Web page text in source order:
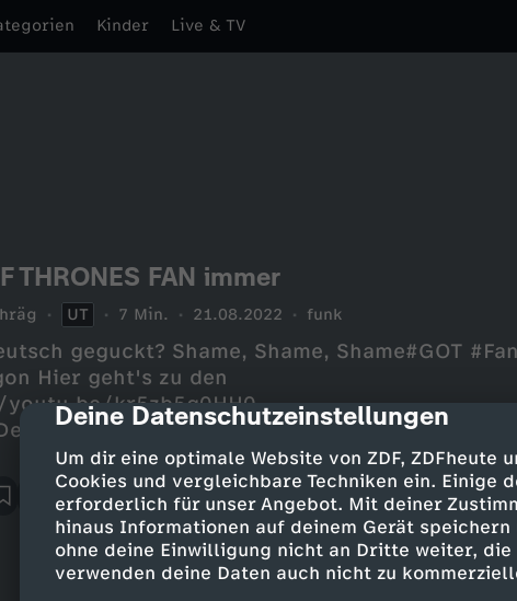
cmp-dialog-description
Deine Datenschutzeinstellungen
Um dir eine optimale Website von ZDF, ZDFheute
Cookies und vergleichbare Techniken ein. Einige
erforderlich für unser Angebot. Mit deiner
hinaus Informationen auf deinem Gerät
ohne deine Einwilligung nicht an Dritte weiter,
verwenden deine Daten auch nicht zu
Kinder Live & TV
THRONES FAN immer
UT 7 Min. 21.08.2022 funk
geguckt? Shame, Shame, Shame#GOT #Fan
Hier geht's zu den
Alman ist bei #funk​​​​​​​​​YouTube:
funkofficialInstagram:
funkTikTok: https://
go.funk.net/
c/PhilLaude/STALKE DEN LAUDE
instagram.com/phillaude​​​​​​​​​ Twitter -
phillaude​​​​​​​​​ Facebook -